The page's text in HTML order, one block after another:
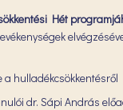
Hét
a hulladékcsökkentésről
dr. Sápi András